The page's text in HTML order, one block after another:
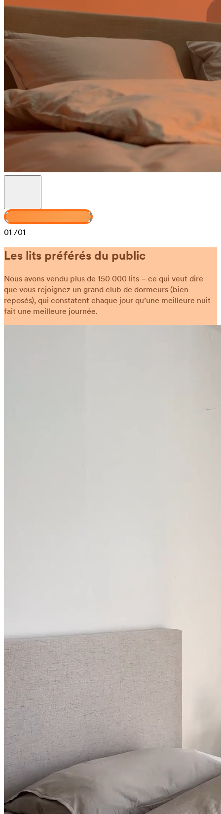
01 /01
Les lits préférés du public
Nous avons vendu plus de 150 000 lits – ce qui veut dire
que vous rejoignez un grand club de dormeurs (bien
reposés), qui constatent chaque jour qu’une meilleure nuit
fait une meilleure journée.